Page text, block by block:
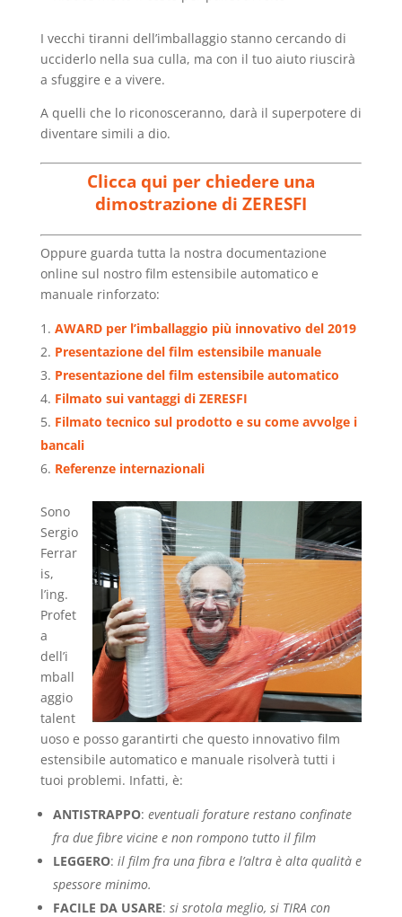
I vecchi tiranni dell’imballaggio stanno cercando di
ucciderlo nella sua culla, ma con il tuo aiuto riuscirà
a sfuggire e a vivere.
A quelli che lo riconosceranno, darà il superpotere di
diventare simili a dio.
Clicca qui per chiedere una
dimostrazione di ZERESFI
Oppure guarda tutta la nostra documentazione
online sul nostro film estensibile automatico e
manuale rinforzato:
AWARD per l’imballaggio più innovativo del 2019
Presentazione del film estensibile manuale
Presentazione del film estensibile automatico
Filmato sui vantaggi di ZERESFI
Filmato tecnico sul prodotto e su come avvolge i
bancali
Referenze internazionali
Sono
Sergio
Ferrar
is,
l’ing.
Profet
a
dell’i
mball
aggio
talent
uoso e posso garantirti che questo innovativo film
estensibile automatico e manuale risolverà tutti i
tuoi problemi. Infatti, è:
ANTISTRAPPO: eventuali forature restano confinate
fra due fibre vicine e non rompono tutto il film
LEGGERO: il film fra una fibra e l’altra è alta qualità e
spessore minimo.
FACILE DA USARE: si srotola meglio, si TIRA con